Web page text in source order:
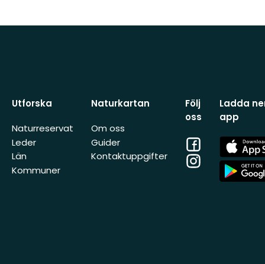
Utforska
Naturreservat
Leder
Län
Kommuner
Naturkartan
Om oss
Guider
Kontaktuppgifter
Följ
oss
Facebook
Instagram
Ladda
app
App
Store
App
Store